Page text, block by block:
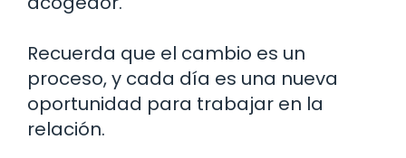
Recuerda que el cambio es un
proceso, y cada día es una nueva
oportunidad para trabajar en la
relación.